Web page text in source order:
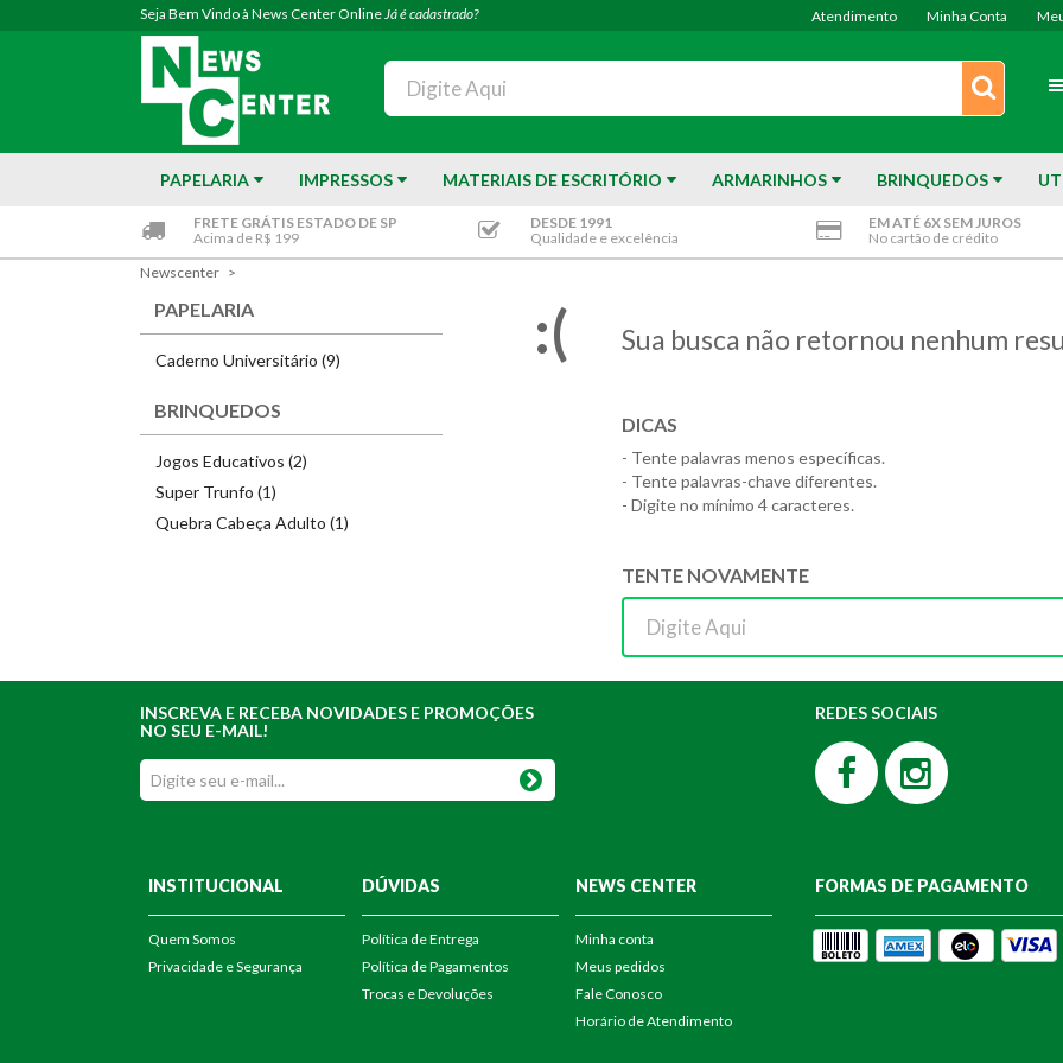
Seja Bem Vindo à News Center OnlineJá é cadastrado? Atendimento Minha Conta
PAPELARIA IMPRESSOS MATERIAIS DE ESCRITÓRIO ARMARINHOS BRINQUEDOS
FRETE GRÁTIS ESTADO DE SP
Acima de R$ 199
DESDE 1991
Qualidade e excelência
EM ATÉ 6X SEM JUROS
No cartão de crédito
Newscenter
PAPELARIA
Caderno Universitário (9)
BRINQUEDOS
Jogos Educativos (2)
Super Trunfo (1)
Quebra Cabeça Adulto (1)
:( Sua busca não retornou nenhum
DICAS
- Tente palavras menos específicas.
- Tente palavras-chave diferentes.
- Digite no mínimo 4 caracteres.
TENTE NOVAMENTE
INSCREVA E RECEBA NOVIDADES E PROMOÇÕES
NO SEU E-MAIL!
REDES SOCIAIS
INSTITUCIONAL
Quem Somos
Privacidade e Segurança
DÚVIDAS
Política de Entrega
Política de Pagamentos
Trocas e Devoluções
NEWS CENTER
Minha conta
Meus pedidos
Fale Conosco
Horário de Atendimento
FORMAS DE PAGAMENTO